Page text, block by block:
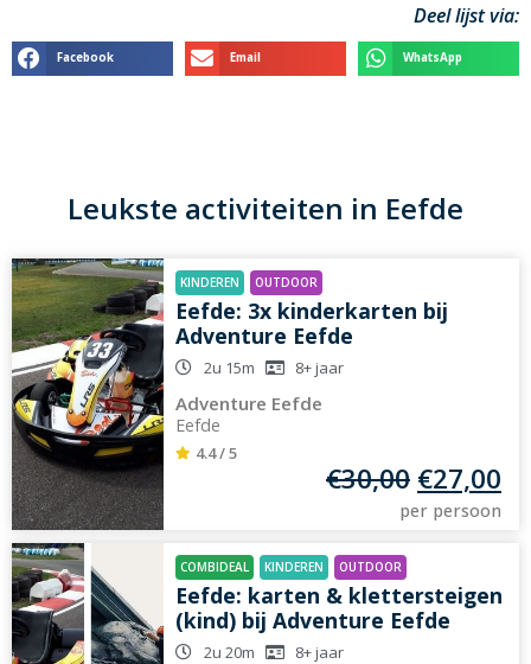
Deel lijst via:
Facebook Email WhatsApp
Leukste activiteiten in Eefde
KINDEREN OUTDOOR
Eefde: 3x kinderkarten bij
Adventure Eefde
2u 15m 8+jaar
Adventure Eefde
Eefde
4.4 / 5
€30,00 €27,00
per persoon
COMBIDEAL KINDEREN OUTDOOR
Eefde: karten & klettersteigen
(kind) bij Adventure Eefde
2u 20m 8+jaar